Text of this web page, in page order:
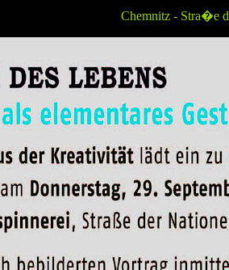
Chemnitz - Stra�e